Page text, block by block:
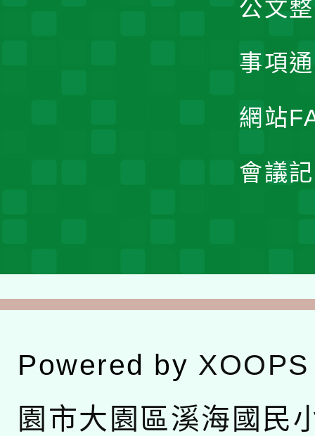
公文
事項
網站
會議
Powered by XOOPS
園市大園區溪海國民